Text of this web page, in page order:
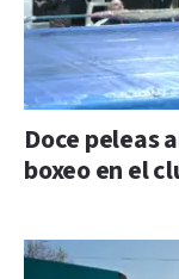
Doce peleas
boxeo en el